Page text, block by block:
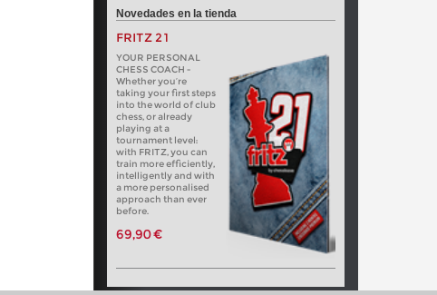
Novedades en la tienda
FRITZ 21
YOUR PERSONAL
CHESS COACH -
Whether you’re
taking your first steps
into the world of club
chess, or already
playing at a
tournament level:
with FRITZ, you can
train more efficiently,
intelligently and with
a more personalised
approach than ever
before.
69,90 €